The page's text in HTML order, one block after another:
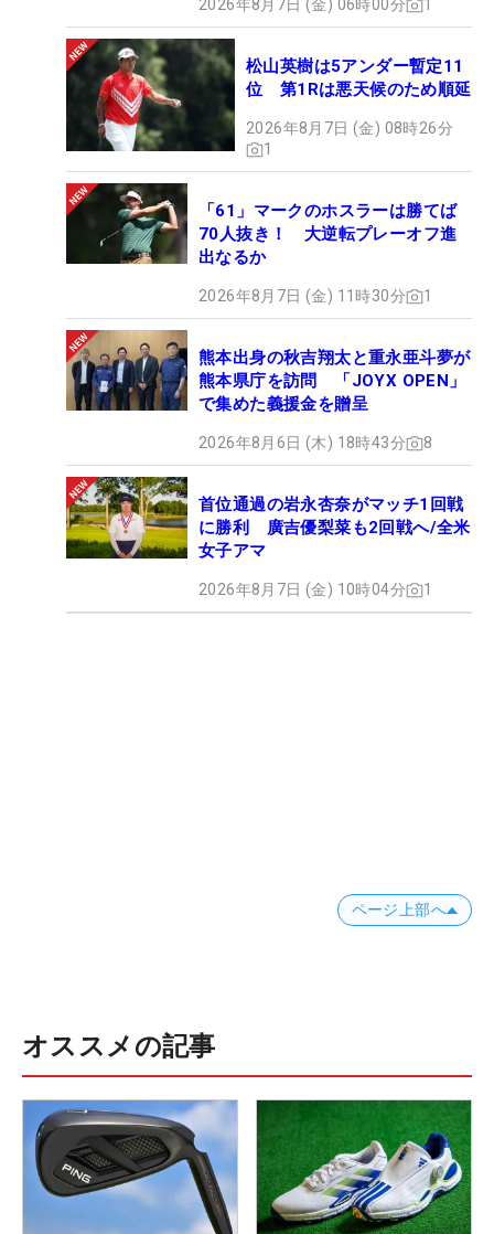
2026年8月7日 (金) 06時00分 1
松山英樹は5アンダー暫定11
位 第1Rは悪天候のため順延
2026年8月7日 (金) 08時26分
1
「61」マークのホスラーは勝てば
70人抜き！ 大逆転プレーオフ進
出なるか
2026年8月7日 (金) 11時30分 1
熊本出身の秋吉翔太と重永亜斗夢が
熊本県庁を訪問 「JOYX OPEN」
で集めた義援金を贈呈
2026年8月6日 (木) 18時43分 8
首位通過の岩永杏奈がマッチ1回戦
に勝利 廣吉優梨菜も2回戦へ/全米
女子アマ
2026年8月7日 (金) 10時04分 1
ページ上部へ
オススメの記事